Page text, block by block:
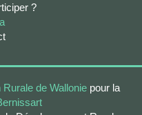
?
Rurale de Wallonie pour la